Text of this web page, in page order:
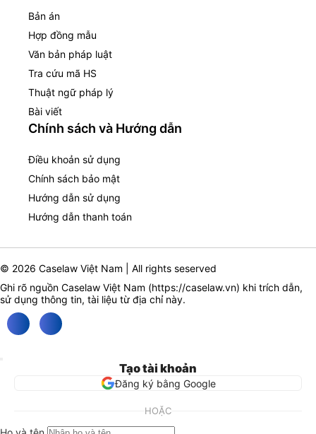
Bản án
Hợp đồng mẫu
Văn bản pháp luật
Tra cứu mã HS
Thuật ngữ pháp lý
Bài viết
Chính sách và Hướng dẫn
Điều khoản sử dụng
Chính sách bảo mật
Hướng dẫn sử dụng
Hướng dẫn thanh toán
© 2026 Caselaw Việt Nam | All rights seserved
Ghi rõ nguồn Caselaw Việt Nam (https://caselaw.vn) khi trích dẫn,
sử dụng thông tin, tài liệu từ địa chỉ này.
Tạo tài khoản
Đăng ký bằng Google
HOẶC